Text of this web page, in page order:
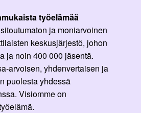
työelämää
ja moniarvoinen
keskusjärjestö, johon
ja noin 400 000 jäsentä.
arvoisen, yhdenvertaisen ja
puolesta yhdessä
Visiomme on